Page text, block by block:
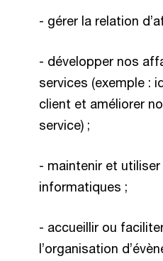
- gérer la relation
- développer nos
services (exemple :
client et améliorer
service) ;
- maintenir et
informatiques ;
- accueillir ou
l’organisation